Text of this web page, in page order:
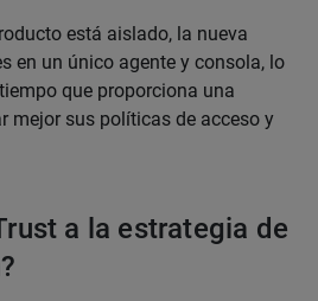
está aislado, la nueva
en un único agente y consola, lo
que proporciona una
mejor sus políticas de acceso y
a la estrategia de